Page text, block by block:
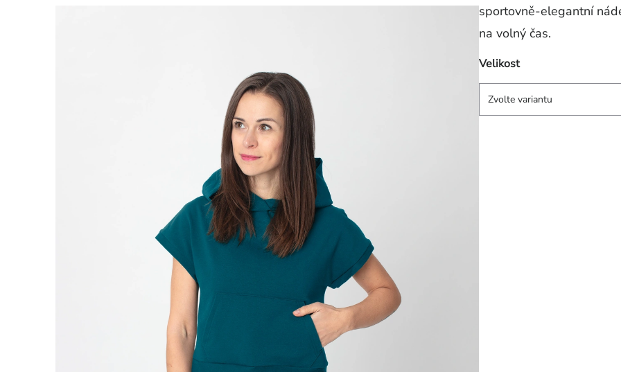
Velikost
sportovně-elegantní
na volný čas.